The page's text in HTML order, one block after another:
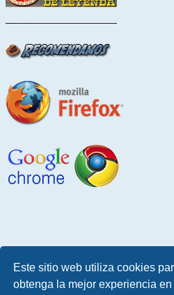
Este sitio web utiliza cookies
obtenga la mejor experiencia